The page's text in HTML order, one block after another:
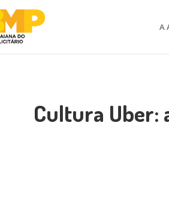
A
Cultura Uber: